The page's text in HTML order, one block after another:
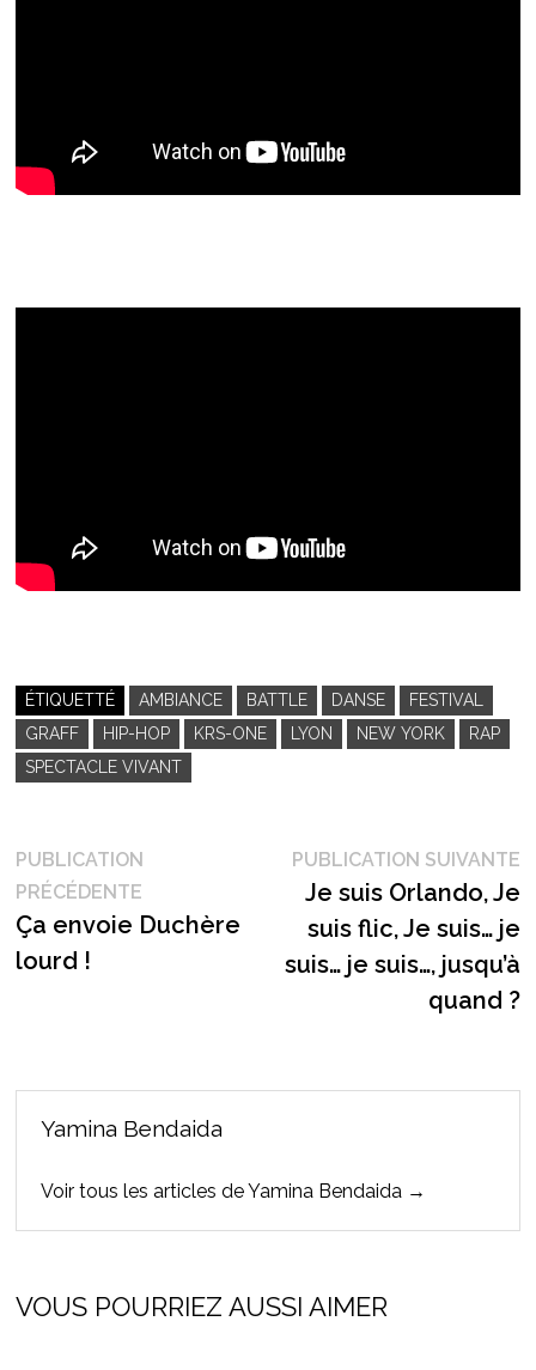
ÉTIQUETTÉ AMBIANCE BATTLE DANSE
FESTIVAL
GRAFF
HIP-HOP KRS-ONE LYON NEW YORK
RAP
SPECTACLE VIVANT
Navigation
de
l’article
PUBLICATION
PRÉCÉDENTEPublication
précédente :
Ça envoie Duchère
lourd !
PUBLICATION SUIVANTE
Je suis Orlando, Je
suis flic, Je suis… je
suis… je suis…, jusqu’à
quand ?
Yamina Bendaida
Voir tous les articles de Yamina Bendaida →
VOUS POURRIEZ AUSSI AIMER